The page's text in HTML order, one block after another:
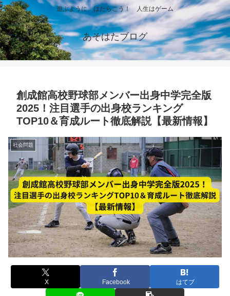
遊ぶように、はたらこう！ 人生はゲーム
あそはたブログ
創成館高校野球部メンバー出身中学完全版
2025！注目選手の出身校ランキング
TOP10＆育成ルート徹底解説【最新情報】
社会問題
X Facebook はてブ